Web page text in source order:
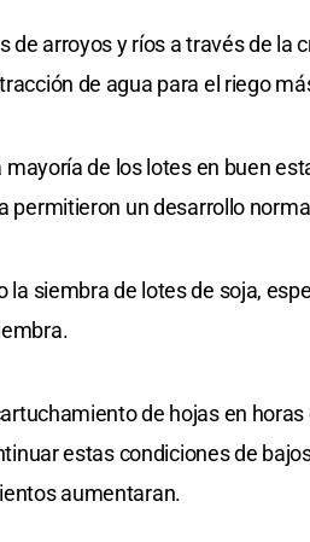
de arroyos y ríos a través de la
de agua para el riego
mayoría de los lotes en buen
permitieron un desarrollo
la siembra de lotes de soja,
de hojas en
estas condiciones de
aumentaran.